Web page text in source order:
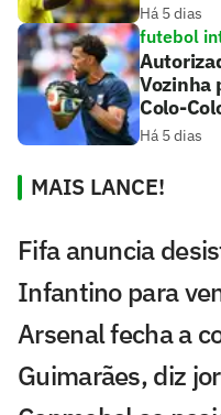
Há 5 dias
futebol
Vozinha
Colo-
Há 5 dias
MAIS LANCE!
Fifa anuncia
Infantino para
Arsenal fecha a
Guimarães, diz